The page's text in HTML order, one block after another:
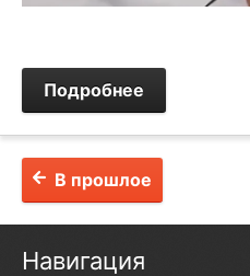
Подробнее
В прошлое
Навигация